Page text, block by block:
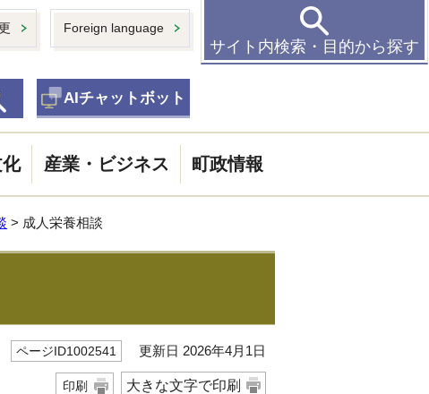
Foreign language
AIチャットボット
サイト内検索・目的から探す
産業・ビジネス 町政情報
> 成人栄養相談
ページID1002541 更新日 2026年4月1日
印刷 大きな文字で印刷